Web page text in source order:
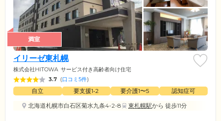
満室
イリーゼ東札幌
株式会社HITOWA サービス付き高齢者向け住宅
3.7 (口コミ5件)
自立 要支援1•2 要介護1〜5
認知症可
北海道札幌市白石区菊水九条4-2-8
東札幌駅から 徒歩11分